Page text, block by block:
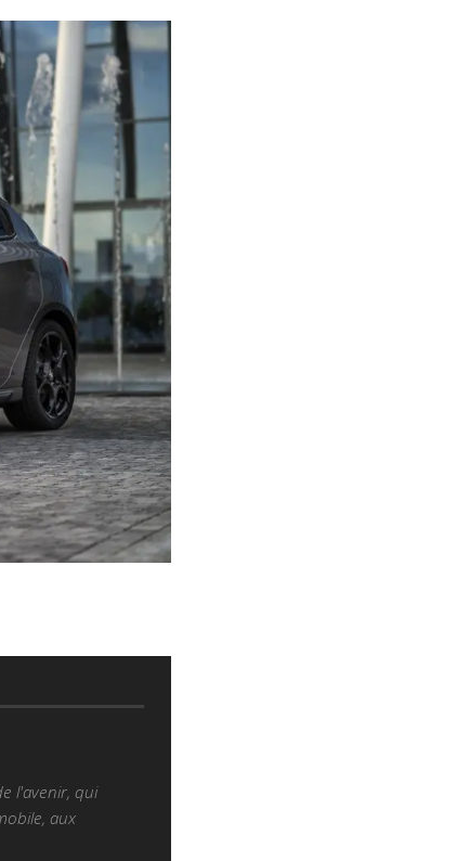
l'avenir, qui
aux